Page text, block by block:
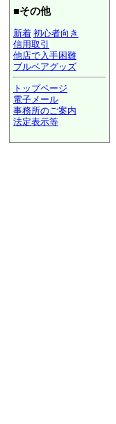
■その他
新着 初心者向き
信用取引
他店で入手困難
ブルベアグッズ
トップページ
電子メール
事務所のご案内
法定表示等